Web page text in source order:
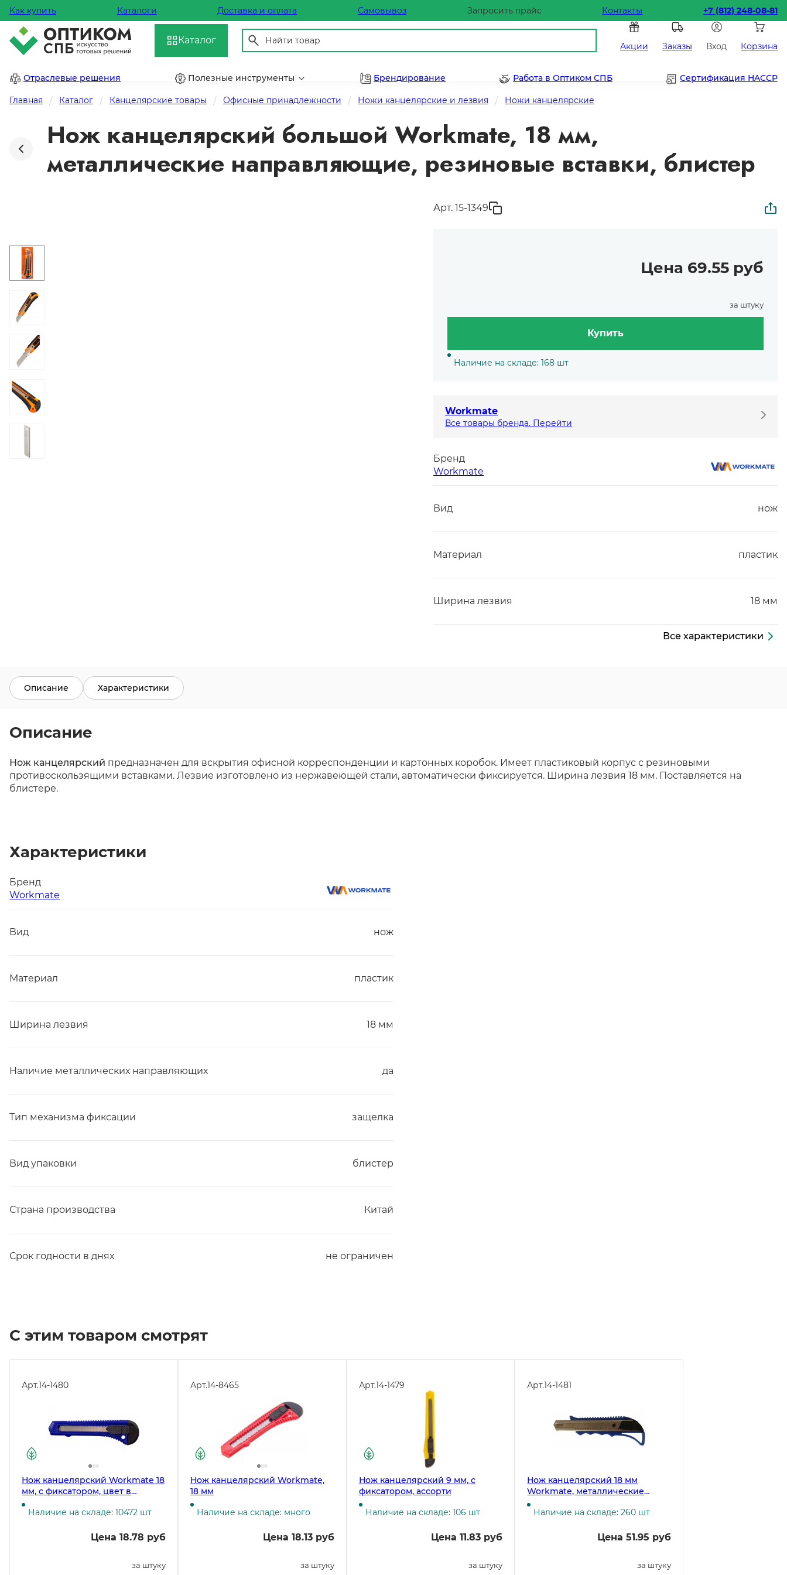
Как купить Каталоги Доставка и оплата Самовывоз Запросить прайс Контакты +7 (812) 248-08-81
Каталог
Акции Заказы Вход Корзина
Отраслевые решения Полезные инструменты Брендирование Работа в Оптиком СПБ Сертификация HACCP
Главная Каталог Канцелярские товары Офисные принадлежности Ножи канцелярские и лезвия Ножи канцелярские
Нож канцелярский большой Workmate, 18 мм,
металлические направляющие, резиновые вставки, блистер
Арт. 15-1349
Цена 69.55 руб
за штуку
Купить
Наличие на складе: 168 шт
Workmate
Все товары бренда. Перейти
Бренд
Workmate
Вид нож
Материал пластик
Ширина лезвия 18 мм
Все характеристики
Описание Характеристики
Описание
Нож канцелярский предназначен для вскрытия офисной корреспонденции и картонных коробок. Имеет пластиковый корпус с резиновыми
противоскользящими вставками. Лезвие изготовлено из нержавеющей стали, автоматически фиксируется. Ширина лезвия 18 мм. Поставляется на
блистере.
Характеристики
Бренд
Workmate
Вид нож
Материал пластик
Ширина лезвия 18 мм
Наличие металлических направляющих да
Тип механизма фиксации защелка
Вид упаковки блистер
Страна производства Китай
Срок годности в днях не ограничен
С этим товаром смотрят
Арт.14-1480
Нож канцелярский Workmate 18
мм, с фиксатором, цвет в
ассортименте
Наличие на складе: 10472 шт
Цена 18.78 руб
за штуку
Арт.14-8465
Нож канцелярский Workmate,
18 мм
Наличие на складе: много
Цена 18.13 руб
за штуку
Арт.14-1479
Нож канцелярский 9 мм, с
фиксатором, ассорти
Наличие на складе: 106 шт
Цена 11.83 руб
за штуку
Арт.14-1481
Нож канцелярский 18 мм
Workmate, металлические
направляющие, фиксатор, 20
штук
Наличие на складе: 260 шт
Цена 51.95 руб
за штуку